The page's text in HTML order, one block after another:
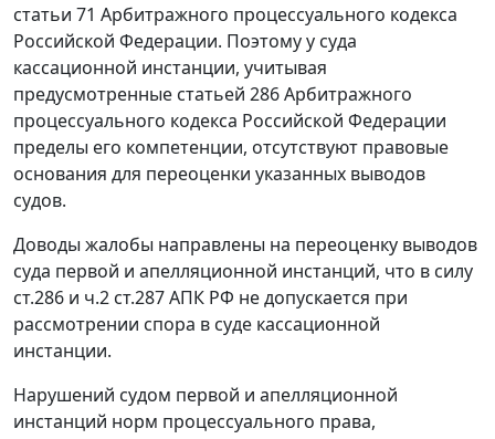
статьи 71 Арбитражного процессуального кодекса
Российской Федерации. Поэтому у суда
кассационной инстанции, учитывая
предусмотренные статьей 286Арбитражного
процессуального кодекса Российской Федерации
пределы его компетенции, отсутствуют правовые
основания для переоценки указанных выводов
судов.
Доводы жалобы направлены на переоценку выводов
суда первой и апелляционной инстанций, что в силу
ст.286 и ч.2 ст.287АПК РФ не допускается при
рассмотрении спора в суде кассационной
инстанции.
Нарушений судом первой и апелляционной
инстанций норм процессуального права,